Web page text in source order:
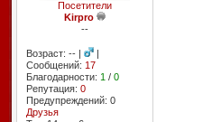
Посетители
Kirpro
--
Возраст: -- |
|
Сообщений: 17
Благодарности: 1 / 0
Репутация: 0
Предупреждений: 0
Друзья